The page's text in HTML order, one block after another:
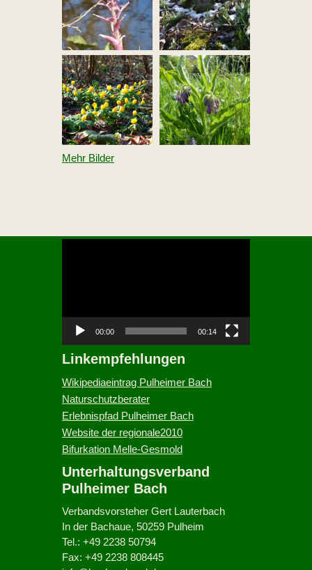
Mehr Bilder
P
l
a
y
e
r
00:00 00:14
Linkempfehlungen
Wikipediaeintrag Pulheimer Bach
Naturschutzberater
Erlebnispfad Pulheimer Bach
Website der regionale2010
Bifurkation Melle-Gesmold
Unterhaltungsverband
Pulheimer Bach
Verbandsvorsteher Gert Lauterbach
In der Bachaue, 50259 Pulheim
Tel.: +49 2238 50794
Fax: +49 2238 808445